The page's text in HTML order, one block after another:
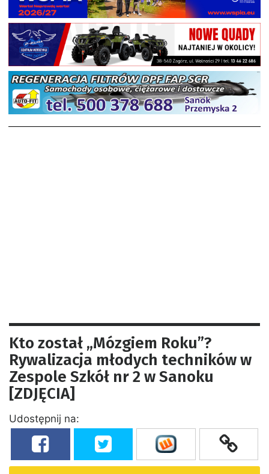
Kto został „Mózgiem Roku”?
Rywalizacja młodych techników w
Zespole Szkół nr 2 w Sanoku
[ZDJĘCIA]
Udostępnij na: